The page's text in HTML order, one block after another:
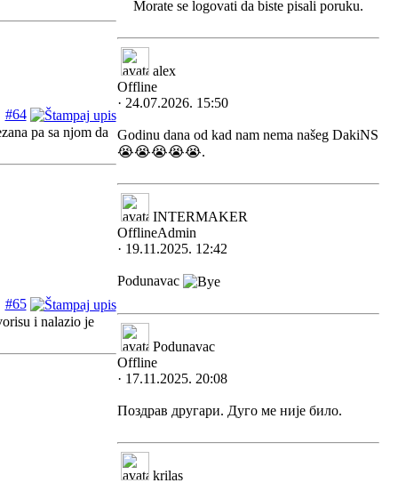
#64
pa sa njom da
#65
i nalazio je
Morate se logovati da biste pisali poruku.
alex
Offline
· 24.07.2026. 15:50
Godinu dana od kad nam nema našeg DakiNS
😭😭😭😭😭.
INTERMAKER
OfflineAdmin
· 19.11.2025. 12:42
Podunavac
Podunavac
Offline
· 17.11.2025. 20:08
Поздрав другари. Дуго ме није било.
krilas